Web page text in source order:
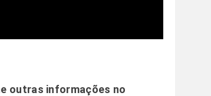
outras informações no